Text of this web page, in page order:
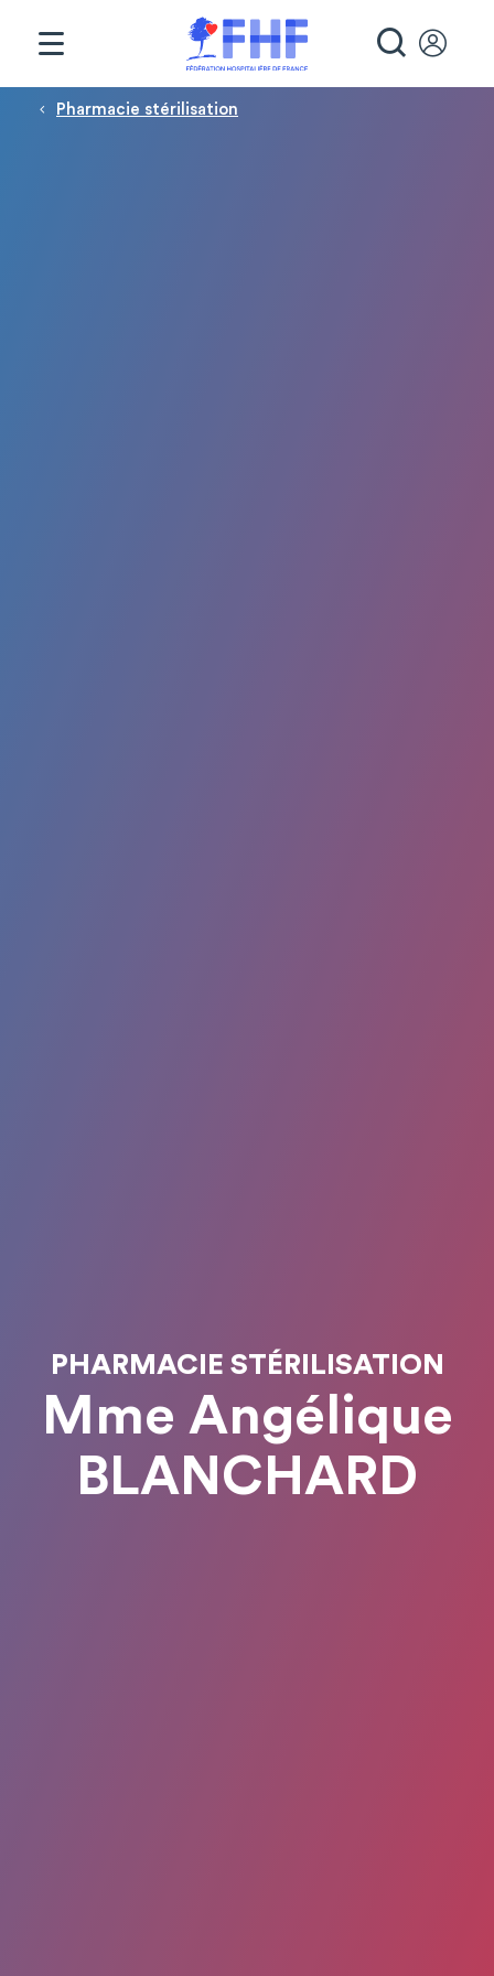
Fil d'Ariane
Pharmacie stérilisation
PHARMACIE STÉRILISATION
Mme Angélique
BLANCHARD
Panneau de gestion des cookies